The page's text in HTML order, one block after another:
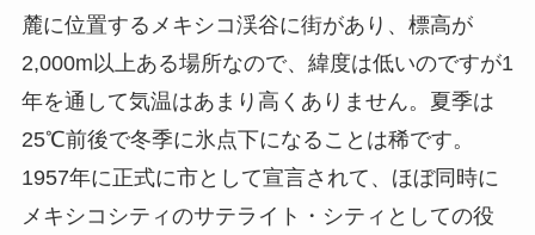
麓に位置するメキシコ渓谷に街があり、標高が
2,000m以上ある場所なので、緯度は低いのですが1
年を通して気温はあまり高くありません。夏季は
25℃前後で冬季に氷点下になることは稀です。
1957年に正式に市として宣言されて、ほぼ同時に
メキシコシティのサテライト・シティとしての役